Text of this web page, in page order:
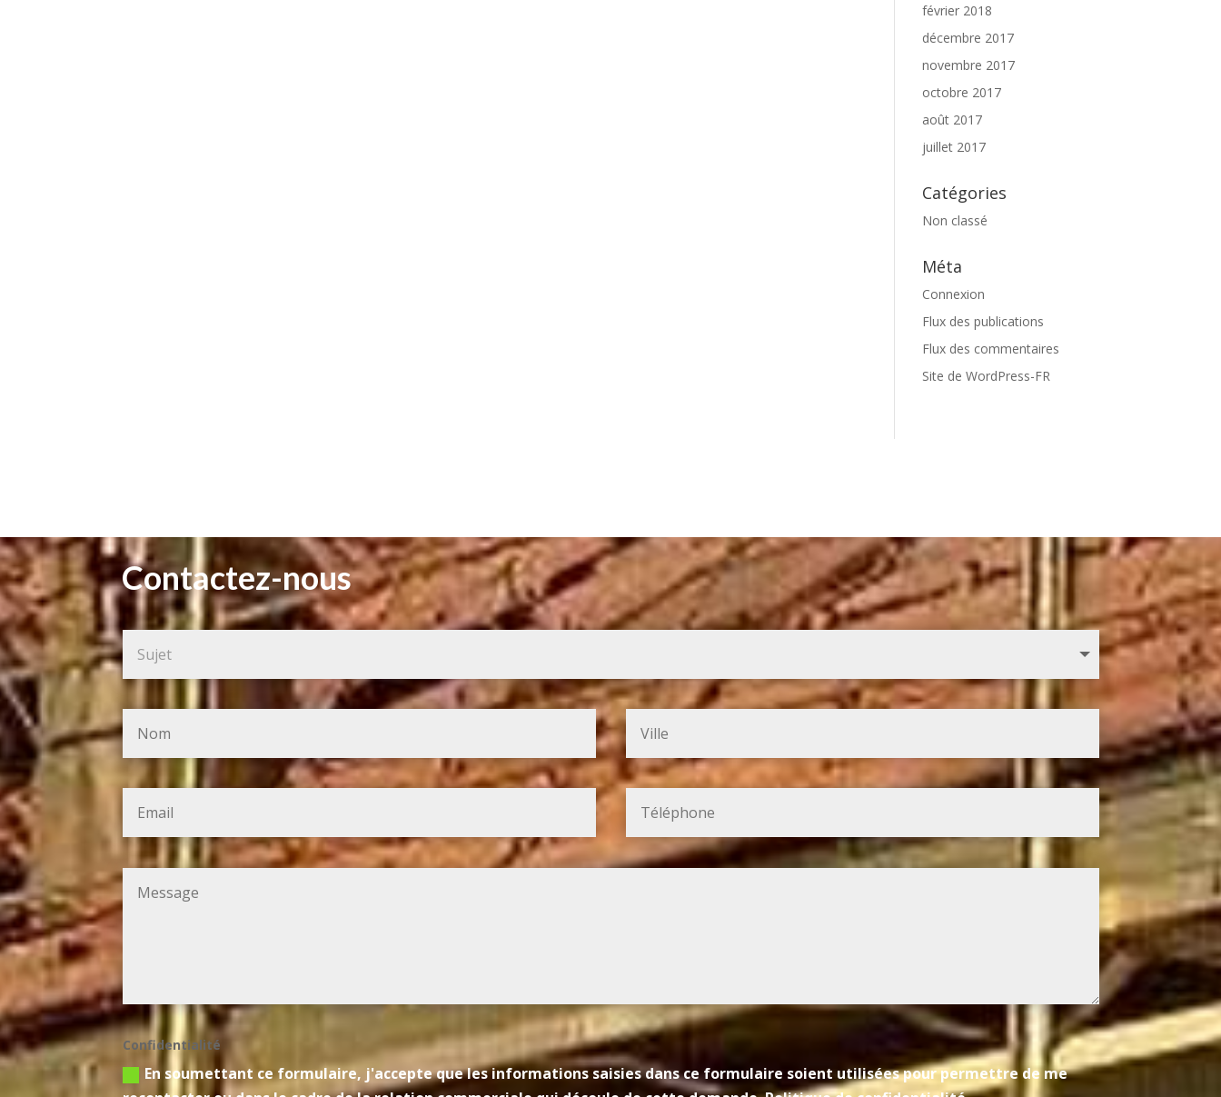
février 2018
décembre 2017
novembre 2017
octobre 2017
août 2017
juillet 2017
Catégories
Non classé
Méta
Connexion
Flux des publications
Flux des commentaires
Site de WordPress-FR
Contactez-nous
Confidentialité
En soumettant ce formulaire, j'accepte que les informations saisies dans ce formulaire soient utilisées pour permettre de me